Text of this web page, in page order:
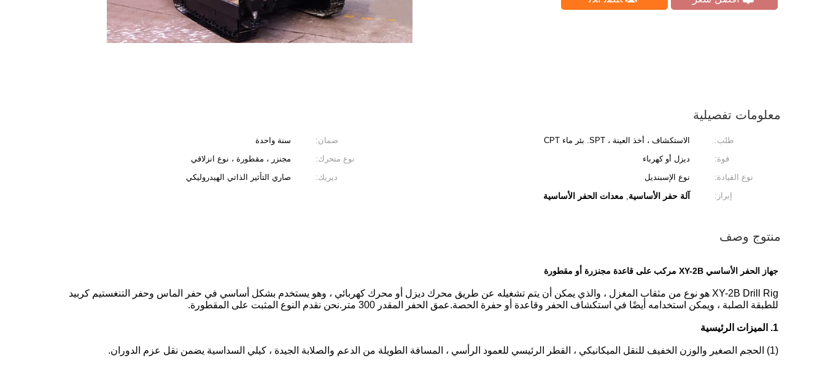
معلومات تفصيلية
طلب: الاستكشاف ، أخذ العينة ، SPT. بئر ماء CPT ضمان:
سنة واحدة
قوة:
ديزل أو كهرباء نوع متحرك:
مجنزر ، مقطورة ، نوع انزلاقي
نوع القيادة:
نوع الإسبنديل ديريك:
صاري التأثير الذاتي الهيدروليكي
إبراز:
آلة حفر الأساسية, معدات الحفر الأساسية
منتوج وصف
جهاز الحفر الأساسي XY-2B مركب على قاعدة مجنزرة أو مقطورة
XY-2B Drill Rig هو نوع من مثقاب المغزل ، والذي يمكن أن يتم تشغيله عن طريق محرك ديزل أو محرك كهربائي ، وهو يستخدم بشكل أساسي في حفر الماس وحفر التنغستيم كربيد
للطبقة الصلبة ، ويمكن استخدامه أيضًا في استكشاف الحفر وقاعدة أو حفرة الحصة.عمق الحفر المقدر 300 متر.نحن نقدم النوع المثبت على المقطورة.
1. الميزات الرئيسية
(1) الحجم الصغير والوزن الخفيف للنقل الميكانيكي ، القطر الرئيسي للعمود الرأسي ، المسافة الطويلة من الدعم والصلابة الجيدة ، كيلي السداسية يضمن نقل عزم الدوران.